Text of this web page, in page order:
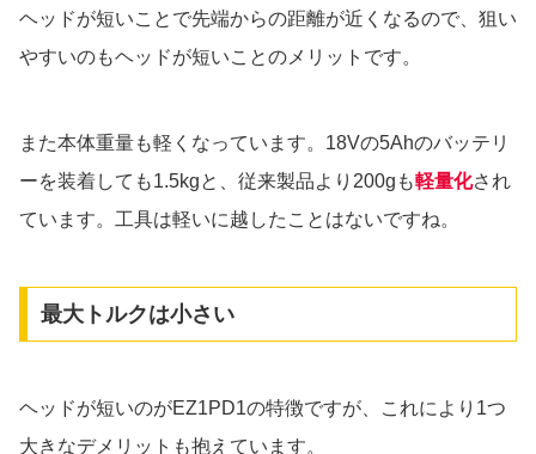
ヘッドが短いことで先端からの距離が近くなるので、狙い
やすいのもヘッドが短いことのメリットです。
また本体重量も軽くなっています。18Vの5Ahのバッテリ
ーを装着しても1.5kgと、従来製品より200gも軽量化され
ています。工具は軽いに越したことはないですね。
最大トルクは小さい
ヘッドが短いのがEZ1PD1の特徴ですが、これにより1つ
大きなデメリットも抱えています。